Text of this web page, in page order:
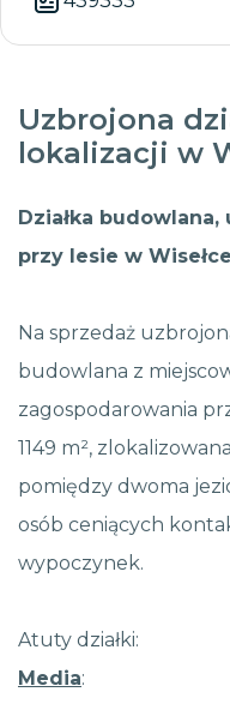
Uzbrojona
lokalizacji w
Działka budowlana,
przy lesie w
Na sprzedaż
budowlana z
zagospodarowania
1149 m²,
pomiędzy dwoma
osób ceniących
wypoczynek.
Atuty działki:
Media: